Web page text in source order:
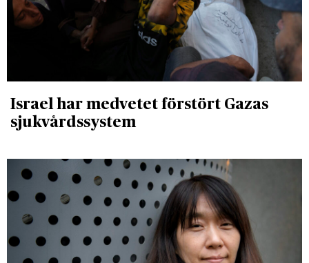
Israel har medvetet förstört Gazas
sjukvårdssystem